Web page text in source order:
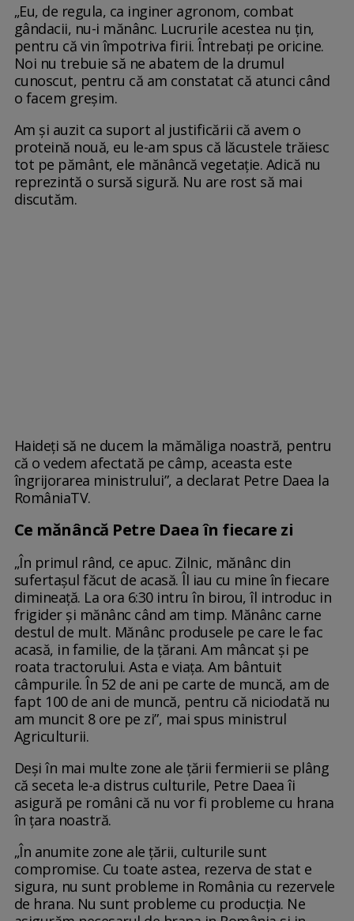
„Eu, de regula, ca inginer agronom, combat
gândacii, nu-i mănânc. Lucrurile acestea nu țin,
pentru că vin împotriva firii. Întrebați pe oricine.
Noi nu trebuie să ne abatem de la drumul
cunoscut, pentru că am constatat că atunci când
o facem greșim.
Am și auzit ca suport al justificării că avem o
proteină nouă, eu le-am spus că lăcustele trăiesc
tot pe pământ, ele mănâncă vegetație. Adică nu
reprezintă o sursă sigură. Nu are rost să mai
discutăm.
Haideți să ne ducem la mămăliga noastră, pentru
că o vedem afectată pe câmp, aceasta este
îngrijorarea ministrului”, a declarat Petre Daea la
RomâniaTV.
Ce mănâncă Petre Daea în fiecare zi
„În primul rând, ce apuc. Zilnic, mănânc din
sufertașul făcut de acasă. Îl iau cu mine în fiecare
dimineață. La ora 6:30 intru în birou, îl introduc in
frigider și mănânc când am timp. Mănânc carne
destul de mult. Mănânc produsele pe care le fac
acasă, in familie, de la țărani. Am mâncat și pe
roata tractorului. Asta e viața. Am bântuit
câmpurile. În 52 de ani pe carte de muncă, am de
fapt 100 de ani de muncă, pentru că niciodată nu
am muncit 8 ore pe zi”, mai spus ministrul
Agriculturii.
Deşi în mai multe zone ale ţării fermierii se plâng
că seceta le-a distrus culturile, Petre Daea îi
asigură pe români că nu vor fi probleme cu hrana
în ţara noastră.
„În anumite zone ale ţării, culturile sunt
compromise. Cu toate astea, rezerva de stat e
sigura, nu sunt probleme in România cu rezervele
de hrana. Nu sunt probleme cu producția. Ne